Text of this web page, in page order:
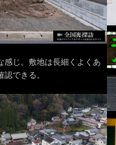
感じ。敷地は長細くよくあ
できる。